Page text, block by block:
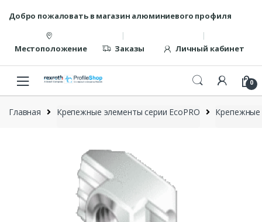
содержанию
Добро пожаловать в магазин алюминиевого профиля
Местоположение Заказы Личный кабинет
0
Главная Крепежные элементы серии EcoPRO Крепежные